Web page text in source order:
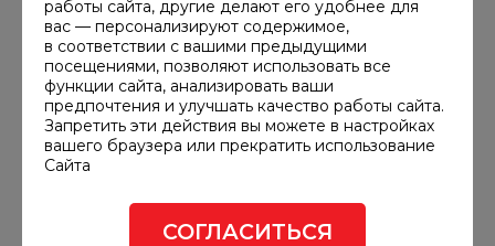
компания
Введите
телефон*
Введите
работы сайта, другие делают его удобнее для
вас — персонализируют содержимое,
в соответствии с вашими предыдущими
посещениями, позволяют использовать все
функции сайта, анализировать ваши
предпочтения и улучшать качество работы сайта.
Запретить эти действия вы можете в настройках
вашего браузера или прекратить использование
Сайта
СОГЛАСИТЬСЯ